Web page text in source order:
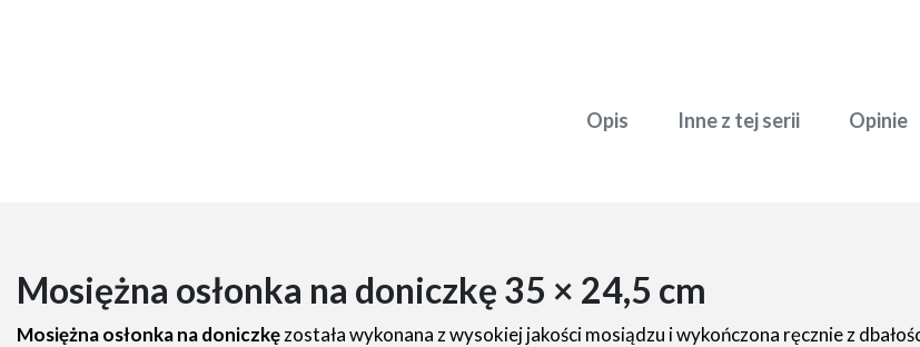
Opis Inne z tej serii Opinie
Mosiężna osłonka na doniczkę 35 × 24,5 cm
Mosiężna osłonka na doniczkęzostała wykonana z wysokiej jakości mosiądzu i wykończona ręcznie z